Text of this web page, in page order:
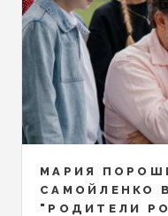
МАРИЯ
САМОЙЛЕНКО
"РОДИТЕЛИ